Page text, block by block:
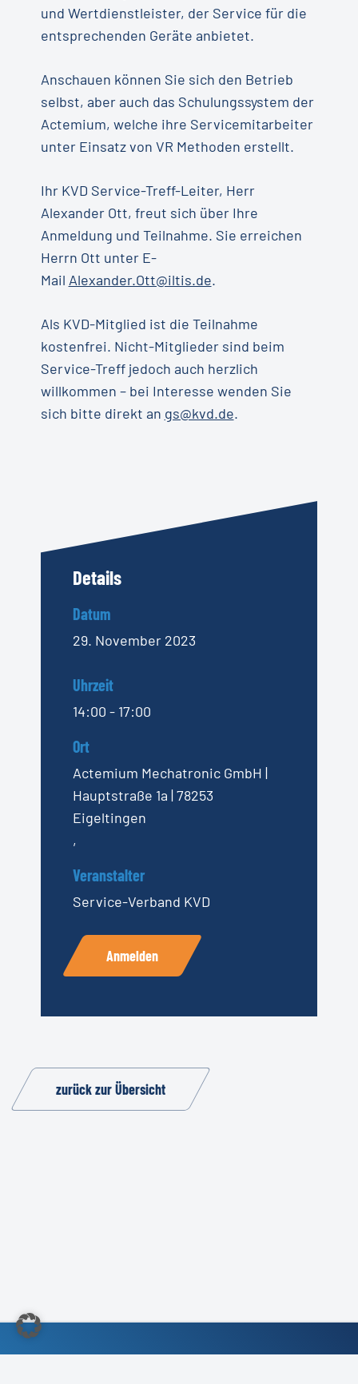
und Wertdienstleister, der Service für die
entsprechenden Geräte anbietet.
Anschauen können Sie sich den Betrieb
selbst, aber auch das Schulungssystem der
Actemium, welche ihre Servicemitarbeiter
unter Einsatz von VR Methoden erstellt.
Ihr KVD Service-Treff-Leiter, Herr
Alexander Ott, freut sich über Ihre
Anmeldung und Teilnahme. Sie erreichen
Herrn Ott unter E-
Mail Alexander.Ott@iltis.de.
Als KVD-Mitglied ist die Teilnahme
kostenfrei. Nicht-Mitglieder sind beim
Service-Treff jedoch auch herzlich
willkommen – bei Interesse wenden Sie
sich bitte direkt an gs@kvd.de.
Details
Datum
29. November 2023
Uhrzeit
14:00 - 17:00
Ort
Actemium Mechatronic GmbH |
Hauptstraße 1a | 78253
Eigeltingen
,
Veranstalter
Service-Verband KVD
Anmelden
zurück zur Übersicht
©2022 Kundendienst-Verband Deutschland e.V.